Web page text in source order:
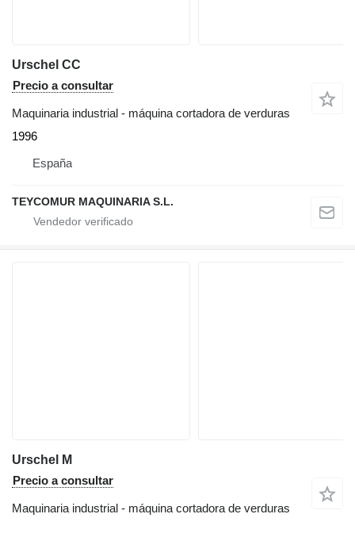
Urschel CC
Precio a consultar
Maquinaria industrial - máquina cortadora de verduras
1996
España
TEYCOMUR MAQUINARIA S.L.
Urschel M
Precio a consultar
Maquinaria industrial - máquina cortadora de verduras